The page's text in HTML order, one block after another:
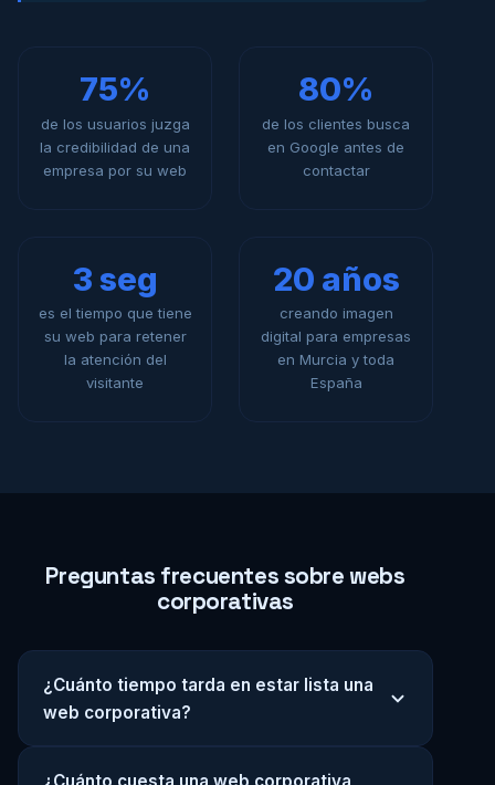
75%
de los usuarios juzga
la credibilidad de una
empresa por su web
80%
de los clientes busca
en Google antes de
contactar
3 seg
es el tiempo que tiene
su web para retener
la atención del
visitante
20 años
creando imagen
digital para empresas
en Murcia y toda
España
Preguntas frecuentes sobre webs
corporativas
¿Cuánto tiempo tarda en estar lista una
web corporativa?